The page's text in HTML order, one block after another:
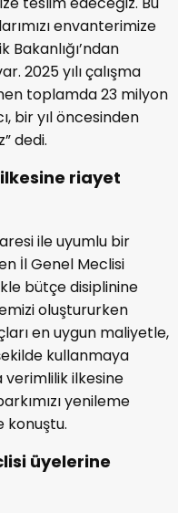
envanterimize
Bakanlığı’ndan
2025 yılı çalışma
toplamda 23 milyon
bir yıl öncesinden
dedi.
riayet
ile uyumlu bir
İl Genel Meclisi
bütçe disiplinine
oluştururken
en uygun maliyetle,
kullanmaya
ilkesine
yenileme
konuştu.
üyelerine